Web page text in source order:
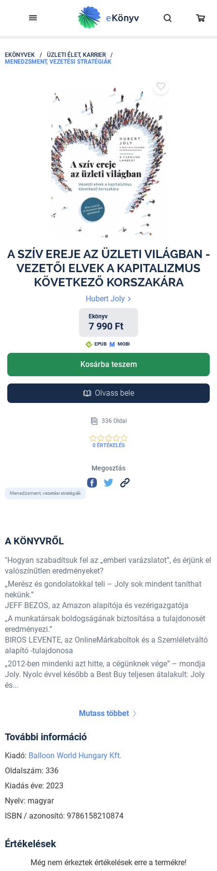
EKÖNYVEK / ÜZLETI ÉLET, KARRIER
/
MENEDZSMENT, VEZETÉSI STRATÉGIÁK
A SZÍV EREJE AZ ÜZLETI VILÁGBAN -
VEZETŐI ELVEK A KAPITALIZMUS
KÖVETKEZŐ KORSZAKÁRA
Hubert Joly
Ekönyv
7 990 Ft
EPUB MOBI
Kosárba teszem
Olvass bele
336 Oldal
0 ÉRTÉKELÉS
Megosztás
Menedzsment, vezetési stratégiák
A KÖNYVRŐL
"Hogyan szabadítsuk fel az „emberi varázslatot”, és érjünk el
valószínűtlen eredményeket?
„Merész és gondolatokkal teli – Joly sok mindent taníthat
nekünk.”
JEFF BEZOS, az Amazon alapítója és vezérigazgatója
„A munkatársak boldogságának biztosítása a tulajdonosét
eredményezi.”
BIROS LEVENTE, az OnlineMárkaboltok és a Szemléletváltó
alapító -tulajdonosa
„2012-ben mindenki azt hitte, a cégünknek vége” – mondja
Joly. Nyolc évvel később a Best Buy teljesen átalakult: Joly
és...
Mutass többet
További információ
Kiadó: Balloon World Hungary Kft.
Oldalszám: 336
Kiadás éve: 2023
Nyelv: magyar
ISBN / azonosító: 9786158210874
Értékelések
Még nem érkeztek értékelések erre a termékre!